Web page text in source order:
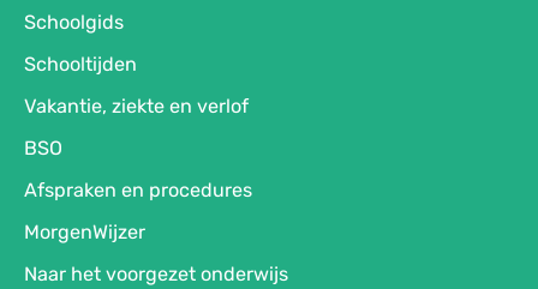
Schoolgids
Schooltijden
Vakantie, ziekte en verlof
BSO
Afspraken en procedures
MorgenWijzer
Naar het voorgezet onderwijs